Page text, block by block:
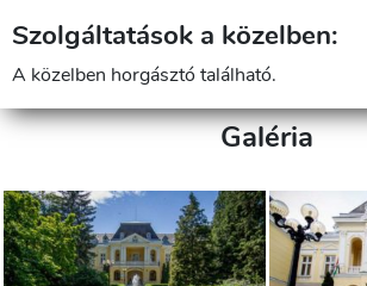
Szolgáltatások a közelben:
A közelben horgásztó található.
Galéria